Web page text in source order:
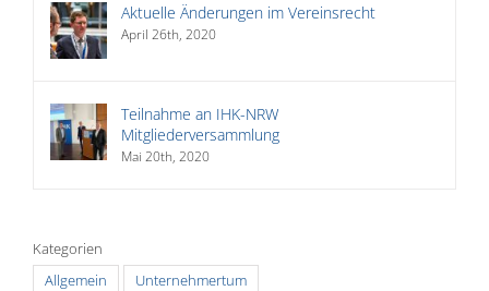
Aktuelle Änderungen im Vereinsrecht
April 26th, 2020
Teilnahme an IHK-NRW
Mitgliederversammlung
Mai 20th, 2020
Kategorien
Allgemein Unternehmertum